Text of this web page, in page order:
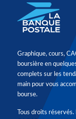
Graphique, cours,
boursière en
complets sur les
main pour vous
bourse.
Tous droits